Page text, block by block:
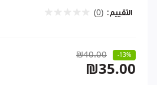
التقييم: (0)
₪40.00 -13%
₪35.00